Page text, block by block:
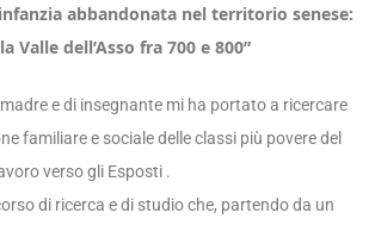
abbandonata nel territorio senese:
Valle dell’Asso fra 700 e 800”
e di insegnante mi ha portato a ricercare
familiare e sociale delle classi più povere del
verso gli Esposti .
di ricerca e di studio che, partendo da un